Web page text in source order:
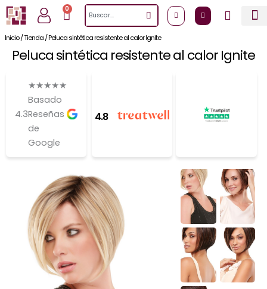
al
contenido
0
CartSearch
Inicio/Tienda/Peluca sintética resistente al calor Ignite
Peluca sintética resistente al calor Ignite
4.3
★★★★★
Basado
Reseñas
de
Google
4.8